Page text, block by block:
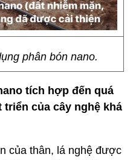
phân bón nano.
tích hợp đến quá
của cây nghệ khá
của thân, lá nghệ được